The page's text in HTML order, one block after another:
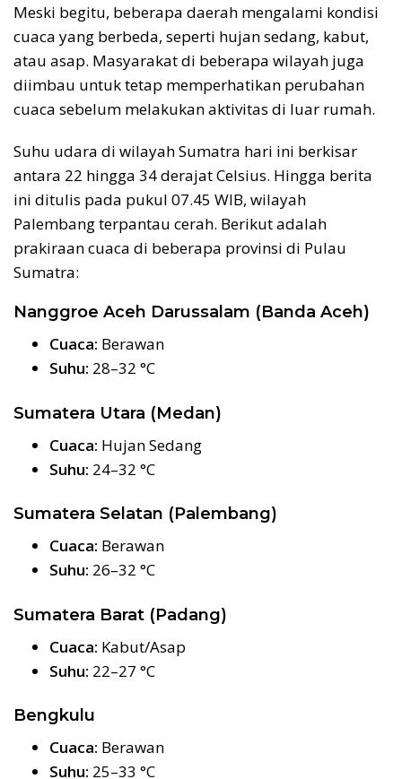
Meski begitu, beberapa daerah mengalami kondisi
cuaca yang berbeda, seperti hujan sedang, kabut,
atau asap. Masyarakat di beberapa wilayah juga
diimbau untuk tetap memperhatikan perubahan
cuaca sebelum melakukan aktivitas di luar rumah.
Suhu udara di wilayah Sumatra hari ini berkisar
antara 22 hingga 34 derajat Celsius. Hingga berita
ini ditulis pada pukul 07.45 WIB, wilayah
Palembang terpantau cerah. Berikut adalah
prakiraan cuaca di beberapa provinsi di Pulau
Sumatra:
Nanggroe Aceh Darussalam (Banda Aceh)
Cuaca: Berawan
Suhu: 28–32 °C
Sumatera Utara (Medan)
Cuaca: Hujan Sedang
Suhu: 24–32 °C
Sumatera Selatan (Palembang)
Cuaca: Berawan
Suhu: 26–32 °C
Sumatera Barat (Padang)
Cuaca: Kabut/Asap
Suhu: 22–27 °C
Bengkulu
Cuaca: Berawan
Suhu: 25–33 °C